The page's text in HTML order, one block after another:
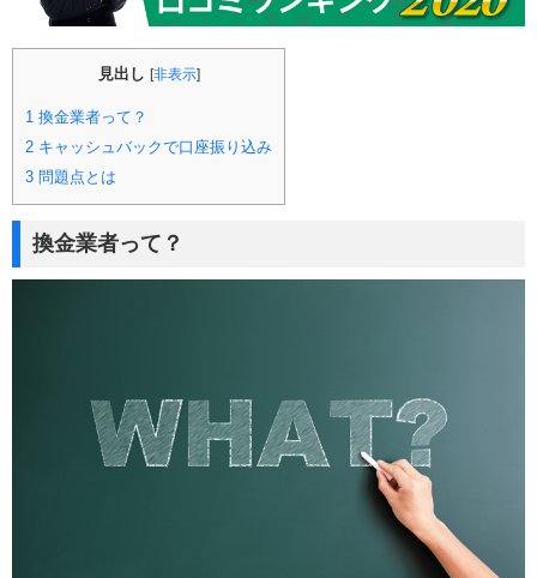
見出し [非表示]
1 換金業者って？
2 キャッシュバックで口座振り込み
3 問題点とは
換金業者って？